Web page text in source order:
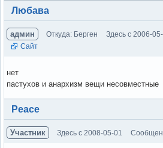
Вне форума
Любава
админ Откуда: Берген Здесь с 2006-
Сайт
нет
пастухов и анархизм вещи несовместные
Вне форума
Peace
Участник Здесь с 2008-05-01